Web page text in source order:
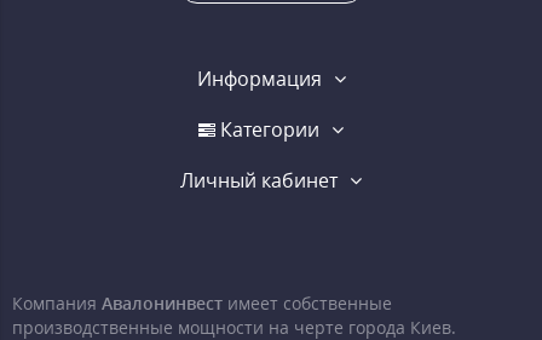
Информация
Категории
Личный кабинет
Компания Авалонинвест имеет собственные
производственные мощности на черте города Киев.